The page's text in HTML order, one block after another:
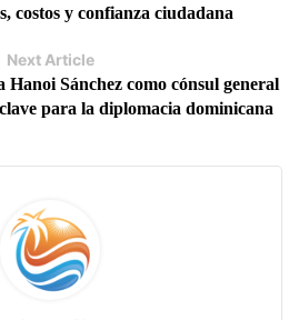
costos y confianza ciudadana
Next Article
Sánchez como cónsul general
para la diplomacia dominicana